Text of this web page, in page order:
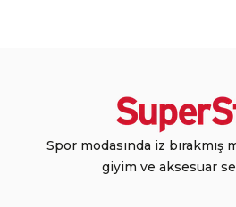
Spor modasında iz bırakmış
giyim ve aksesuar